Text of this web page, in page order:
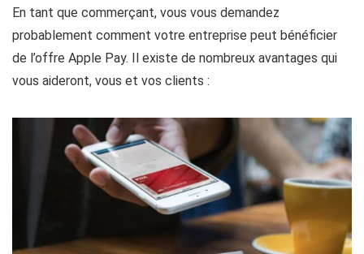
En tant que commerçant, vous vous demandez
probablement comment votre entreprise peut bénéficier
de l’offre Apple Pay. Il existe de nombreux avantages qui
vous aideront, vous et vos clients :